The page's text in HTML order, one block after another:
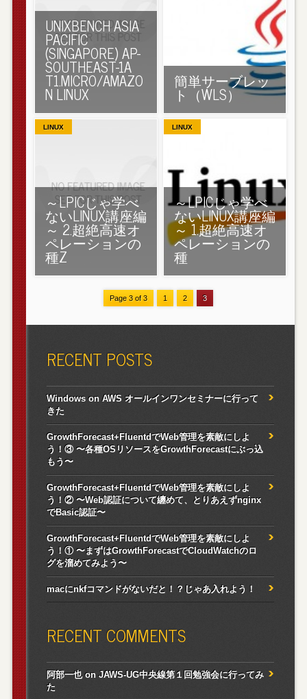
UNIXBENCH ASIA
PACIFIC
(SINGAPORE) AP-
SOUTHEAST-1A
T1.MICRO/AMAZO
N LINUX
簡単サーブレッ
ト（WLS）
LINUX
～LPICじゃ学べ
ないLINUX講座編
～ 2.超絶高速オ
ペレーションの
種Z
LINUX
～LPICじゃ学べ
ないLINUX講座編
～ 1.超絶高速オ
ペレーションの
種
Page 3 of 3 1 2 3
RECENT POSTS
Windows on AWS オールインワンセミナーに行って
きた
GrowthForecast+FluentdでWeb管理を素敵にしよ
う！③ 〜各種OSリソースをGrowthForecastにぶっ込
もう〜
GrowthForecast+FluentdでWeb管理を素敵にしよ
う！② 〜Web認証について纏めて、とりあえずnginx
でBasic認証〜
GrowthForecast+FluentdでWeb管理を素敵にしよ
う！① 〜まずはGrowthForecastでCloudWatchのロ
グを溜めてみよう〜
macにnkfコマンドがないだと！？じゃあ入れよう！
RECENT COMMENTS
阿部一也onJAWS-UG中央線第１回勉強会に行ってみ
た